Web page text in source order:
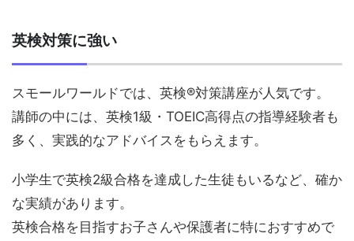
英検対策に強い
スモールワールドでは、英検®対策講座が人気です。
講師の中には、英検1級・TOEIC高得点の指導経験者も
多く、実践的なアドバイスをもらえます。
小学生で英検2級合格を達成した生徒もいるなど、確か
な実績があります。
英検合格を目指すお子さんや保護者に特におすすめで